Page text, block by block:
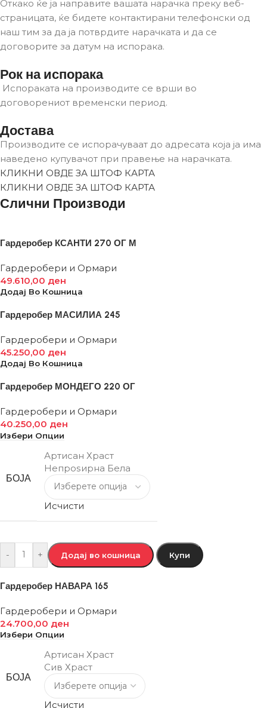
Откако ќе ја направите вашата нарачка преку веб-
страницата, ќе бидете контактирани телефонски од
наш тим за да ја потврдите нарачката и да се
договорите за датум на испорака.
Рок на испорака
Испораката на производите се врши во
договорениот временски период.
Достава
Производите се испорачуваат до адресата која ја има
наведено купувачот при правење на нарачката.
КЛИКНИ ОВДЕ ЗА ШТОФ КАРТА
КЛИКНИ ОВДЕ ЗА ШТОФ КАРТА
Слични Производи
Гардеробер КСАНТИ 270 ОГ М
Гардеробери и Ормари
49.610,00 ден
Додај Во Кошница
Гардеробер МАСИЛИА 245
Гардеробери и Ормари
45.250,00 ден
Додај Во Кошница
Гардеробер МОНДЕГО 220 ОГ
Гардеробери и Ормари
40.250,00 ден
Избери Опции
БОЈА
Артисан Храст
Непроѕирна Бела
Исчисти
- + Додај во кошница Купи
Гардеробер НАВАРА 165
Гардеробери и Ормари
24.700,00 ден
Избери Опции
БОЈА
Артисан Храст
Сив Храст
Исчисти